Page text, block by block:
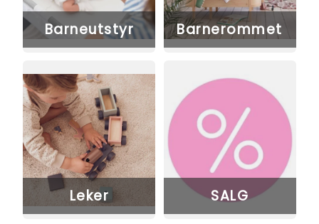
Barneutstyr Barnerommet
Leker SALG